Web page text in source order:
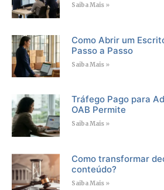
Saiba Mais »
Como Abrir um
Passo a Passo
Saiba Mais »
Tráfego Pago para
OAB Permite
Saiba Mais »
Como transformar
conteúdo?
Saiba Mais »